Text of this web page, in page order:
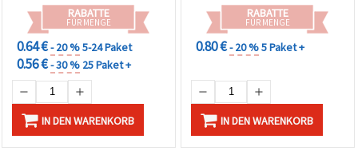
RABATTE
FÜR MENGE
0.64 €- 20 %5-24 Paket
0.56 €- 30 % 25 Paket +
IN DEN WARENKORB
RABATTE
FÜR MENGE
0.80 €- 20 %5 Paket +
IN DEN WARENKORB